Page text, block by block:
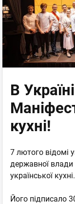
В
кухні!
7 лютого відомі
державної влади
української кухні.
Його підписало